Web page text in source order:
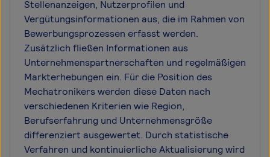
Stellenanzeigen, Nutzerprofilen und
Vergütungsinformationen aus, die im Rahmen von
Bewerbungsprozessen erfasst werden.
Zusätzlich fließen Informationen aus
Unternehmenspartnerschaften und regelmäßigen
Markterhebungen ein. Für die Position des
Mechatronikers werden diese Daten nach
verschiedenen Kriterien wie Region,
Berufserfahrung und Unternehmensgröße
differenziert ausgewertet. Durch statistische
Verfahren und kontinuierliche Aktualisierung wird